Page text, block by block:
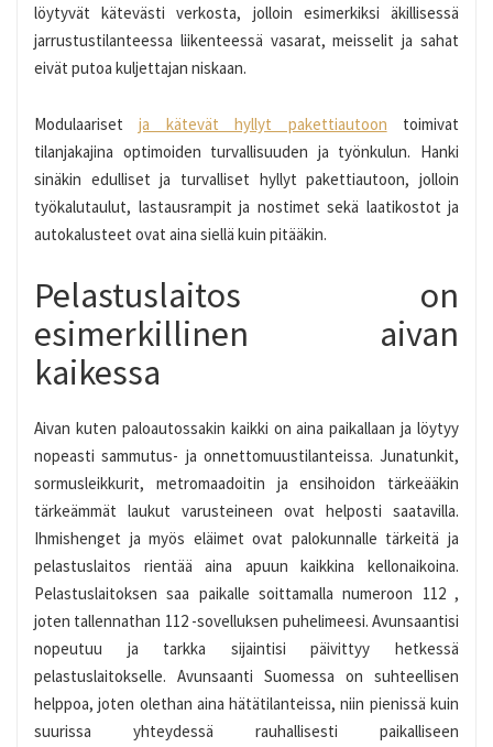
löytyvät kätevästi verkosta, jolloin esimerkiksi äkillisessä
jarrustustilanteessa liikenteessä vasarat, meisselit ja sahat
eivät putoa kuljettajan niskaan.
Modulaarisetja kätevät hyllyt pakettiautoon toimivat
tilanjakajina optimoiden turvallisuuden ja työnkulun. Hanki
sinäkin edulliset ja turvalliset hyllyt pakettiautoon, jolloin
työkalutaulut, lastausrampit ja nostimet sekä laatikostot ja
autokalusteet ovat aina siellä kuin pitääkin.
Pelastuslaitos on
esimerkillinen aivan
kaikessa
Aivan kuten paloautossakin kaikki on aina paikallaan ja löytyy
nopeasti sammutus- ja onnettomuustilanteissa. Junatunkit,
sormusleikkurit, metromaadoitin ja ensihoidon tärkeääkin
tärkeämmät laukut varusteineen ovat helposti saatavilla.
Ihmishenget ja myös eläimet ovat palokunnalle tärkeitä ja
pelastuslaitos rientää aina apuun kaikkina kellonaikoina.
Pelastuslaitoksen saa paikalle soittamalla numeroon 112 ,
joten tallennathan 112 -sovelluksen puhelimeesi. Avunsaantisi
nopeutuu ja tarkka sijaintisi päivittyy hetkessä
pelastuslaitokselle. Avunsaanti Suomessa on suhteellisen
helppoa, joten olethan aina hätätilanteissa, niin pienissä kuin
suurissa yhteydessä rauhallisesti paikalliseen